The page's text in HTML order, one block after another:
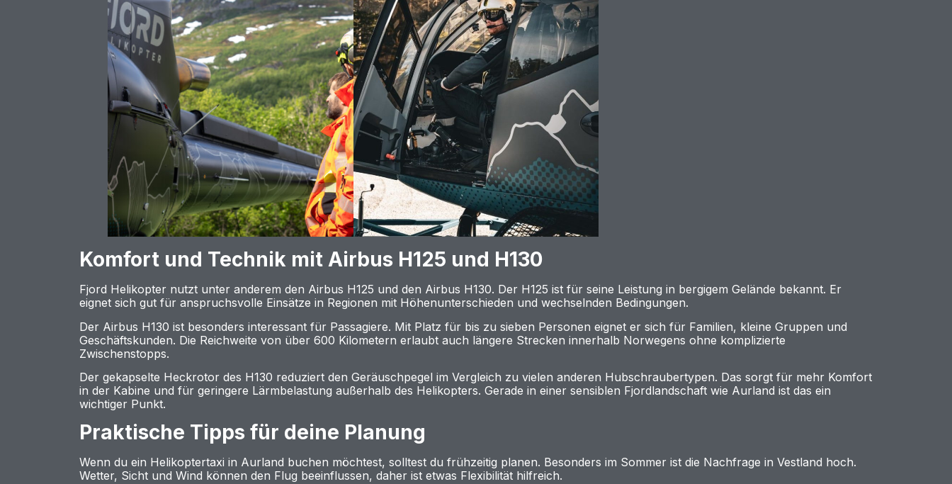
Komfort und Technik mit Airbus H125 und H130
Fjord Helikopter nutzt unter anderem den Airbus H125 und den Airbus H130. Der H125 ist für seine Leistung in bergigem Gelände bekannt. Er
eignet sich gut für anspruchsvolle Einsätze in Regionen mit Höhenunterschieden und wechselnden Bedingungen.
Der Airbus H130 ist besonders interessant für Passagiere. Mit Platz für bis zu sieben Personen eignet er sich für Familien, kleine Gruppen und
Geschäftskunden. Die Reichweite von über 600 Kilometern erlaubt auch längere Strecken innerhalb Norwegens ohne komplizierte
Zwischenstopps.
Der gekapselte Heckrotor des H130 reduziert den Geräuschpegel im Vergleich zu vielen anderen Hubschraubertypen. Das sorgt für mehr Komfort
in der Kabine und für geringere Lärmbelastung außerhalb des Helikopters. Gerade in einer sensiblen Fjordlandschaft wie Aurland ist das ein
wichtiger Punkt.
Praktische Tipps für deine Planung
Wenn du ein Helikoptertaxi in Aurland buchen möchtest, solltest du frühzeitig planen. Besonders im Sommer ist die Nachfrage in Vestland hoch.
Wetter, Sicht und Wind können den Flug beeinflussen, daher ist etwas Flexibilität hilfreich.